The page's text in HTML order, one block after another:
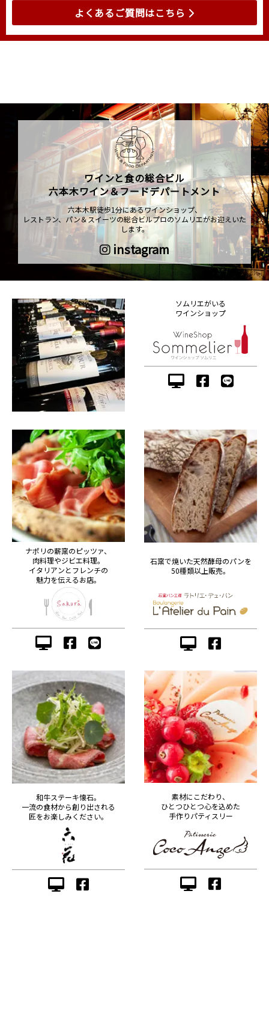
よくあるご質問はこちら
ワインと食の総合ビル
六本木ワイン＆フードデパートメント
六本木駅徒歩1分にあるワインショップ、
レストラン、パン＆スイーツの総合ビルプロのソムリエがお迎えいた
します。
instagram
ソムリエがいる
ワインショップ
ナポリの薪窯のピッツァ、
肉料理やジビエ料理。
イタリアンとフレンチの
魅力を伝えるお店。
石窯で焼いた天然酵母のパンを
50種類以上販売。
和牛ステーキ懐石。
一流の食材から創り出される
匠をお楽しみください。
素材にこだわり、
ひとつひとつ心を込めた
手作りパティスリー